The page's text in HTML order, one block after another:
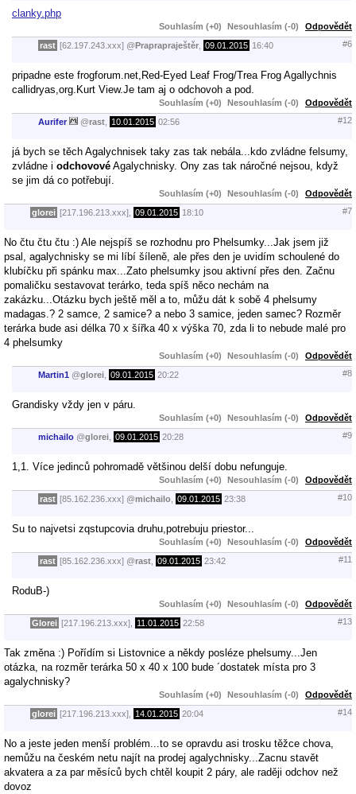
clanky.php
Souhlasím (+0) Nesouhlasím (-0) Odpovědět
rast [62.197.243.xxx] @Praprapraještěr 09.01.2015 16:40 #6
pripadne este frogforum.net,Red-Eyed Leaf Frog/Trea Frog Agallychnis
callidryas,org.Kurt View.Je tam aj o odchovoh a pod.
Souhlasím (+0) Nesouhlasím (-0) Odpovědět
Aurifer @rast 10.01.2015 02:56 #12
já bych se těch Agalychnisek taky zas tak nebála...kdo zvládne felsumy,
zvládne i odchovové Agalychnisky. Ony zas tak náročné nejsou, když
se jim dá co potřebují.
Souhlasím (+0) Nesouhlasím (-0) Odpovědět
glorei [217.196.213.xxx], 09.01.2015 18:10 #7
No čtu čtu čtu :) Ale nejspíš se rozhodnu pro Phelsumky...Jak jsem již
psal, agalychnisky se mi líbí šíleně, ale přes den je uvidím schoulené do
klubíčku při spánku max...Zato phelsumky jsou aktivní přes den. Začnu
pomaličku sestavovat terárko, teda spíš něco nechám na
zakázku...Otázku bych ještě měl a to, můžu dát k sobě 4 phelsumy
madagas.? 2 samce, 2 samice? a nebo 3 samice, jeden samec? Rozměr
terárka bude asi délka 70 x šířka 40 x výška 70, zda li to nebude malé pro
4 phelsumky
Souhlasím (+0) Nesouhlasím (-0) Odpovědět
Martin1 @glorei 09.01.2015 20:22 #8
Grandisky vždy jen v páru.
Souhlasím (+0) Nesouhlasím (-0) Odpovědět
michailo @glorei 09.01.2015 20:28 #9
1,1. Více jedinců pohromadě většinou delší dobu nefunguje.
Souhlasím (+0) Nesouhlasím (-0) Odpovědět
rast [85.162.236.xxx] @michailo 09.01.2015 23:38 #10
Su to najvetsi zqstupcovia druhu,potrebuju priestor...
Souhlasím (+0) Nesouhlasím (-0) Odpovědět
rast [85.162.236.xxx] @rast 09.01.2015 23:42 #11
RoduB-)
Souhlasím (+0) Nesouhlasím (-0) Odpovědět
Glorei [217.196.213.xxx], 11.01.2015 22:58 #13
Tak změna :) Pořídím si Listovnice a někdy posléze phelsumy...Jen
otázka, na rozměr terárka 50 x 40 x 100 bude ´dostatek místa pro 3
agalychnisky?
Souhlasím (+0) Nesouhlasím (-0) Odpovědět
glorei [217.196.213.xxx], 14.01.2015 20:04 #14
No a jeste jeden menší problém...to se opravdu asi trosku těžce chova,
nemůžu na českém netu najít na prodej agalychnisky...Zacnu stavět
akvatera a za par měsíců bych chtěl koupit 2 páry, ale raději odchov než
dovoz